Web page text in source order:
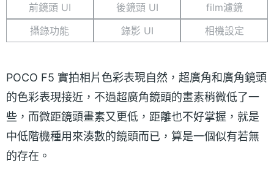
前鏡頭 UI 後鏡頭 UI
film濾鏡
攝錄功能
錄影 UI 相機設定
POCO F5 實拍相片色彩表現自然，超廣角和廣角鏡頭
的色彩表現接近，不過超廣角鏡頭的畫素稍微低了一
些，而微距鏡頭畫素又更低，距離也不好掌握，就是
中低階機種用來湊數的鏡頭而已，算是一個似有若無
的存在。